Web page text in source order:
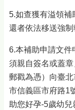
5.如查獲有溢領補
還者依法移送強制
6.本補助申請文件
須親自簽名或蓋
郵戳為憑）向臺
市信義區市府路1
助您好孕-5歲幼